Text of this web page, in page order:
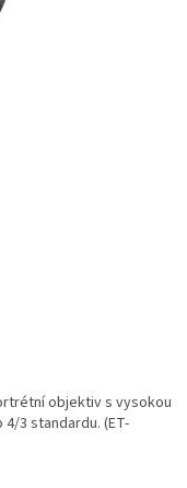
objektiv s vysokou
3 standardu. (ET-